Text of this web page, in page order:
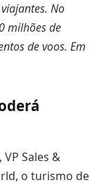
No
milhões de
de voos. Em
, VP Sales &
o turismo de